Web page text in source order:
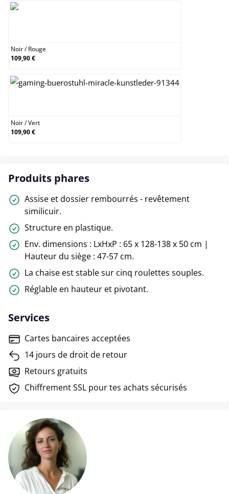
Noir/Rouge
109,90 €
Noir/Vert
109,90 €
Produits phares
Assise et dossier rembourrés - revêtement
similicuir.
Structure en plastique.
Env. dimensions : LxHxP : 65 x 128-138 x 50 cm |
Hauteur du siège : 47-57 cm.
La chaise est stable sur cinq roulettes souples.
Réglable en hauteur et pivotant.
Services
Cartes bancaires acceptées
14 jours de droit de retour
Retours gratuits
Chiffrement SSL pour tes achats sécurisés